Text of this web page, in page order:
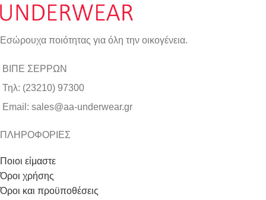
Εσώρουχα ποιότητας για όλη την οικογένεια.
ΒΙΠΕ ΣΕΡΡΩΝ
Τηλ: (23210) 97300
Email: sales@aa-underwear.gr
ΠΛΗΡΟΦΟΡΙΕΣ
Ποιοι είμαστε
Όροι χρήσης
Όροι και προϋποθέσεις